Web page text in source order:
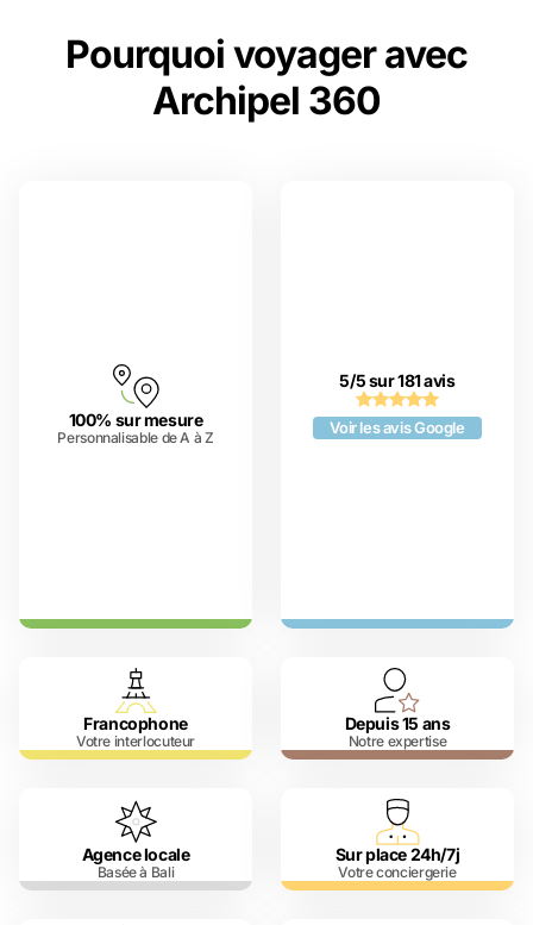
Pourquoi voyager avec
Archipel 360
100% sur mesure
Personnalisable de A à Z
5/5 sur 181 avis
Voir les avis Google
Francophone
Votre interlocuteur
Depuis 15 ans
Notre expertise
Agence locale
Basée à Bali
Sur place 24h/7j
Votre conciergerie